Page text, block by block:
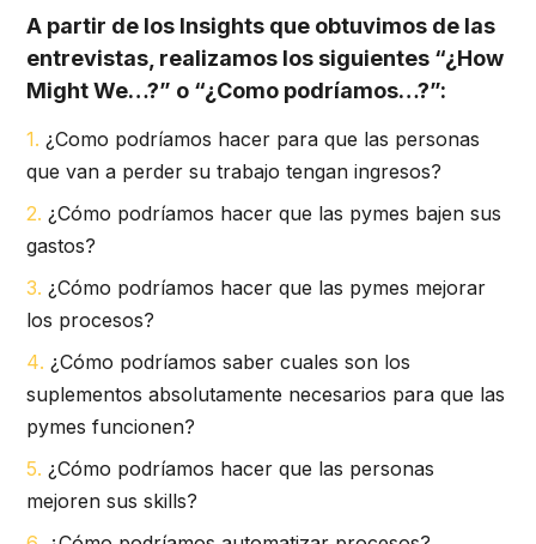
A partir de los Insights que obtuvimos de las
entrevistas, realizamos los siguientes “¿How
Might We…?” o “¿Como podríamos…?”:
¿Como podríamos hacer para que las personas
que van a perder su trabajo tengan ingresos?
¿Cómo podríamos hacer que las pymes bajen sus
gastos?
¿Cómo podríamos hacer que las pymes mejorar
los procesos?
¿Cómo podríamos saber cuales son los
suplementos absolutamente necesarios para que las
pymes funcionen?
¿Cómo podríamos hacer que las personas
mejoren sus skills?